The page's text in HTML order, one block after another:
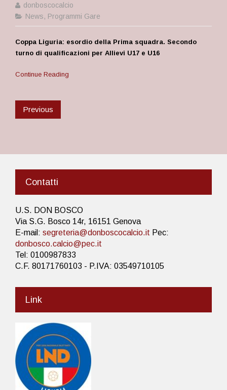
donboscocalcio
News, Programmi Gare
Coppa Liguria: esordio della Prima squadra. Secondo
turno di qualificazioni per Allievi U17 e U16
Continue Reading
Previous
Contatti
U.S. DON BOSCO
Via S.G. Bosco 14r, 16151 Genova
E-mail: segreteria@donboscocalcio.it Pec:
donbosco.calcio@pec.it
Tel: 0100987833
C.F. 80171760103 - P.IVA: 03549710105
Link